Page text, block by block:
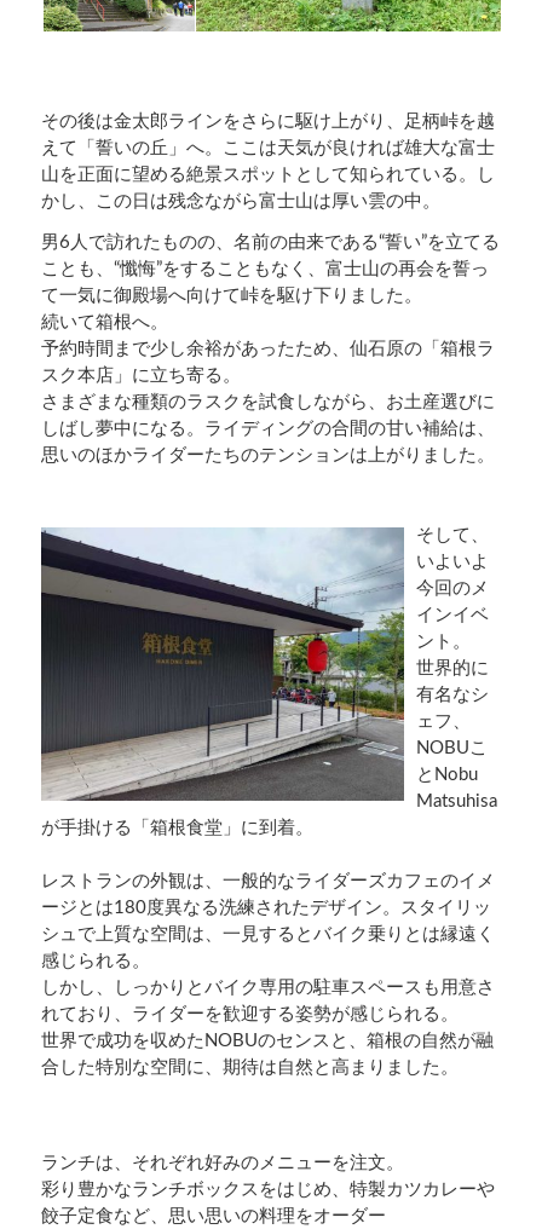
その後は金太郎ラインをさらに駆け上がり、足柄峠を越
えて「誓いの丘」へ。ここは天気が良ければ雄大な富士
山を正面に望める絶景スポットとして知られている。し
かし、この日は残念ながら富士山は厚い雲の中。
男6人で訪れたものの、名前の由来である“誓い”を立てる
ことも、“懺悔”をすることもなく、富士山の再会を誓っ
て一気に御殿場へ向けて峠を駆け下りました。
続いて箱根へ。
予約時間まで少し余裕があったため、仙石原の「箱根ラ
スク本店」に立ち寄る。
さまざまな種類のラスクを試食しながら、お土産選びに
しばし夢中になる。ライディングの合間の甘い補給は、
思いのほかライダーたちのテンションは上がりました。
そして、
いよいよ
今回のメ
インイベ
ント。
世界的に
有名なシ
ェフ、
NOBUこ
とNobu
Matsuhisa
が手掛ける「箱根食堂」に到着。
レストランの外観は、一般的なライダーズカフェのイメ
ージとは180度異なる洗練されたデザイン。スタイリッ
シュで上質な空間は、一見するとバイク乗りとは縁遠く
感じられる。
しかし、しっかりとバイク専用の駐車スペースも用意さ
れており、ライダーを歓迎する姿勢が感じられる。
世界で成功を収めたNOBUのセンスと、箱根の自然が融
合した特別な空間に、期待は自然と高まりました。
ランチは、それぞれ好みのメニューを注文。
彩り豊かなランチボックスをはじめ、特製カツカレーや
餃子定食など、思い思いの料理をオーダー